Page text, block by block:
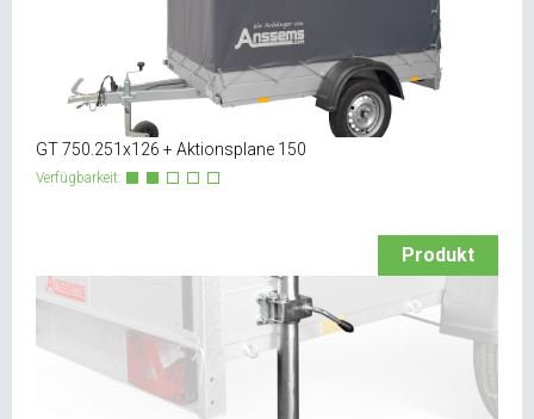
GT 750.251x126 + Aktionsplane 150
Verfügbarkeit:
Produkt